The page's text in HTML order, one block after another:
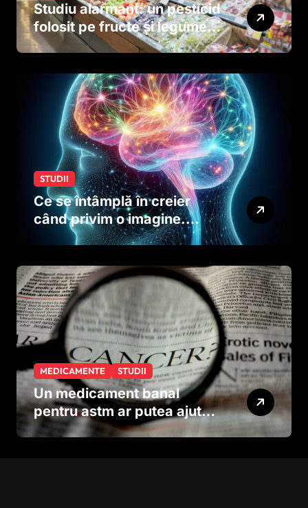
Studiu alarmant: un pesticid
folosit pe fructe și legume
ar putea afecta dezvoltarea
dinainte de naștere
STUDII
Ce se întâmplă în creier
când privim o imagine.
Studiul care explică rolul
MEDICAMENTE STUDII
Un medicament banal
pentru astm ar putea ajuta
în lupta împotriva